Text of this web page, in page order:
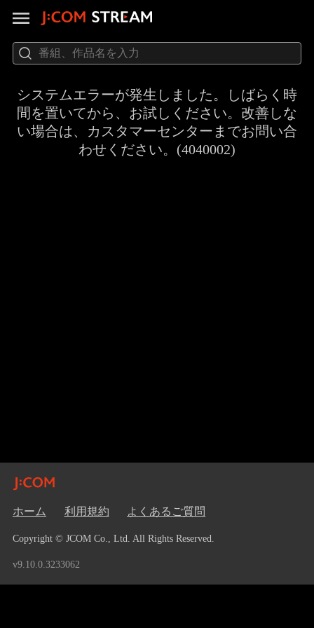
システムエラーが発生しました。しばらく時
間を置いてから、お試しください。改善しな
い場合は、カスタマーセンターまでお問い合
わせください。(4040002)
ホーム 利用規約 よくあるご質問
Copyright © JCOM Co., Ltd. All Rights Reserved.
v9.10.0.3233062